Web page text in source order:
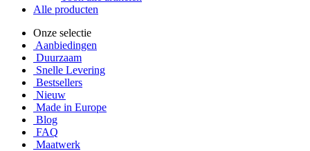
Alle producten
Onze selectie
Aanbiedingen
Duurzaam
Snelle Levering
Bestsellers
Nieuw
Made in Europe
Blog
FAQ
Maatwerk